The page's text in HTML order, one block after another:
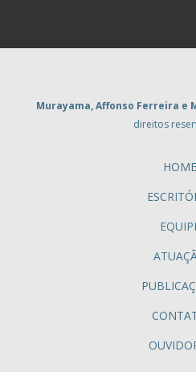
Murayama, Affonso Ferreira e
direitos
HOME